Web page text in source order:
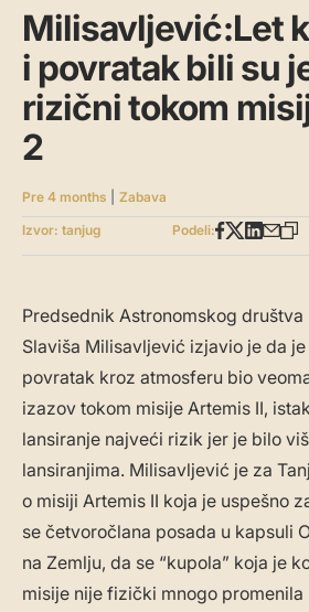
Milisavljević:Let
i povratak bili su
rizični tokom
2
Pre 4 months Zabava
Izvor: tanjug
Podeli:
Predsednik Astronomskog
Slaviša Milisavljević izjavio je da
povratak kroz atmosferu bio
izazov tokom misije Artemis II,
lansiranje najveći rizik jer je bilo
lansiranjima. Milisavljević je za
o misiji Artemis II koja je uspešno
se četvoročlana posada u kapsuli
na Zemlju, da se “kupola” koja je
misije nije fizički mnogo promenila